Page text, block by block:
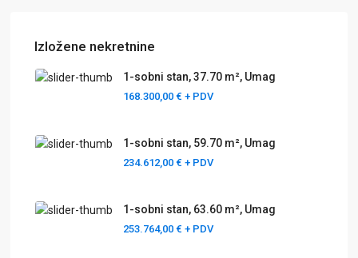
Izložene nekretnine
1-sobni stan, 37.70 m², Umag
168.300,00 €+ PDV
1-sobni stan, 59.70 m², Umag
234.612,00 €+ PDV
1-sobni stan, 63.60 m², Umag
253.764,00 €+ PDV